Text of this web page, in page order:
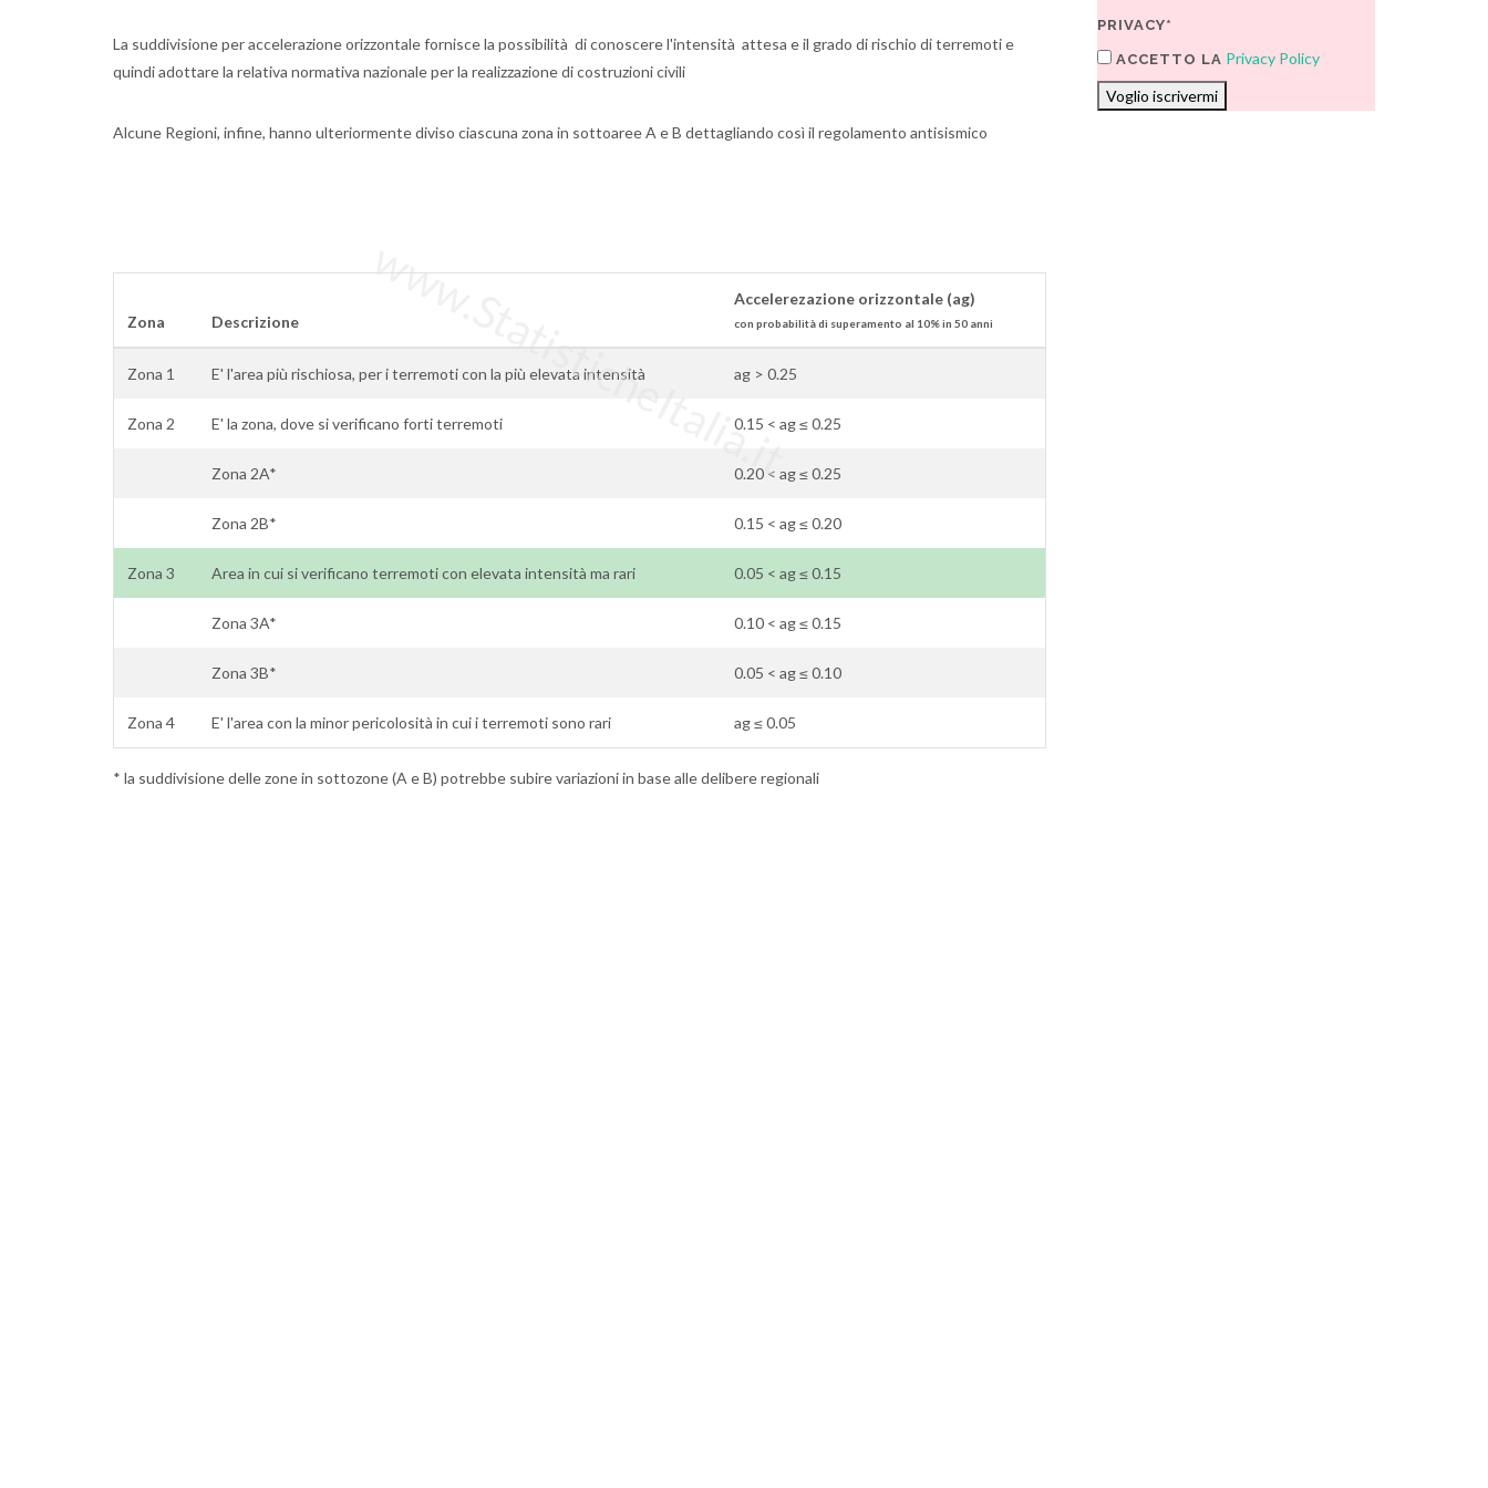
La suddivisione per accelerazione orizzontale fornisce la possibilità di conoscere l'intensità attesa e il grado di rischio di terremoti e
quindi adottare la relativa normativa nazionale per la realizzazione di costruzioni civili
Alcune Regioni, infine, hanno ulteriormente diviso ciascuna zona in sottoaree A e B dettagliando così il regolamento antisismico
Zona Descrizione
Accelerezazione orizzontale (ag)
con probabilità di superamento al 10% in 50 anni
Zona 1 E' l'area più rischiosa, per i terremoti con la più elevata intensità ag > 0.25
Zona 2 E' la zona, dove si verificano forti terremoti 0.15 < ag ≤ 0.25
Zona 2A* 0.20 < ag ≤ 0.25
Zona 2B* 0.15 < ag ≤ 0.20
Zona 3 Area in cui si verificano terremoti con elevata intensità ma rari 0.05 < ag ≤ 0.15
Zona 3A* 0.10 < ag ≤ 0.15
Zona 3B* 0.05 < ag ≤ 0.10
Zona 4 E' l'area con la minor pericolosità in cui i terremoti sono rari ag ≤ 0.05
www.StatisticheItalia.it
* la suddivisione delle zone in sottozone (A e B) potrebbe subire variazioni in base alle delibere regionali
PRIVACY*
ACCETTO LA Privacy Policy
Voglio iscrivermi